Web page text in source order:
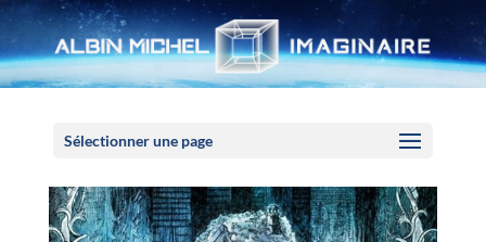
Sélectionner une page
Panneau de gestion des cookies